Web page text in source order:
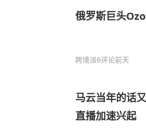
俄罗斯巨头
跨境派6评论前天
马云当年的话
直播加速兴起